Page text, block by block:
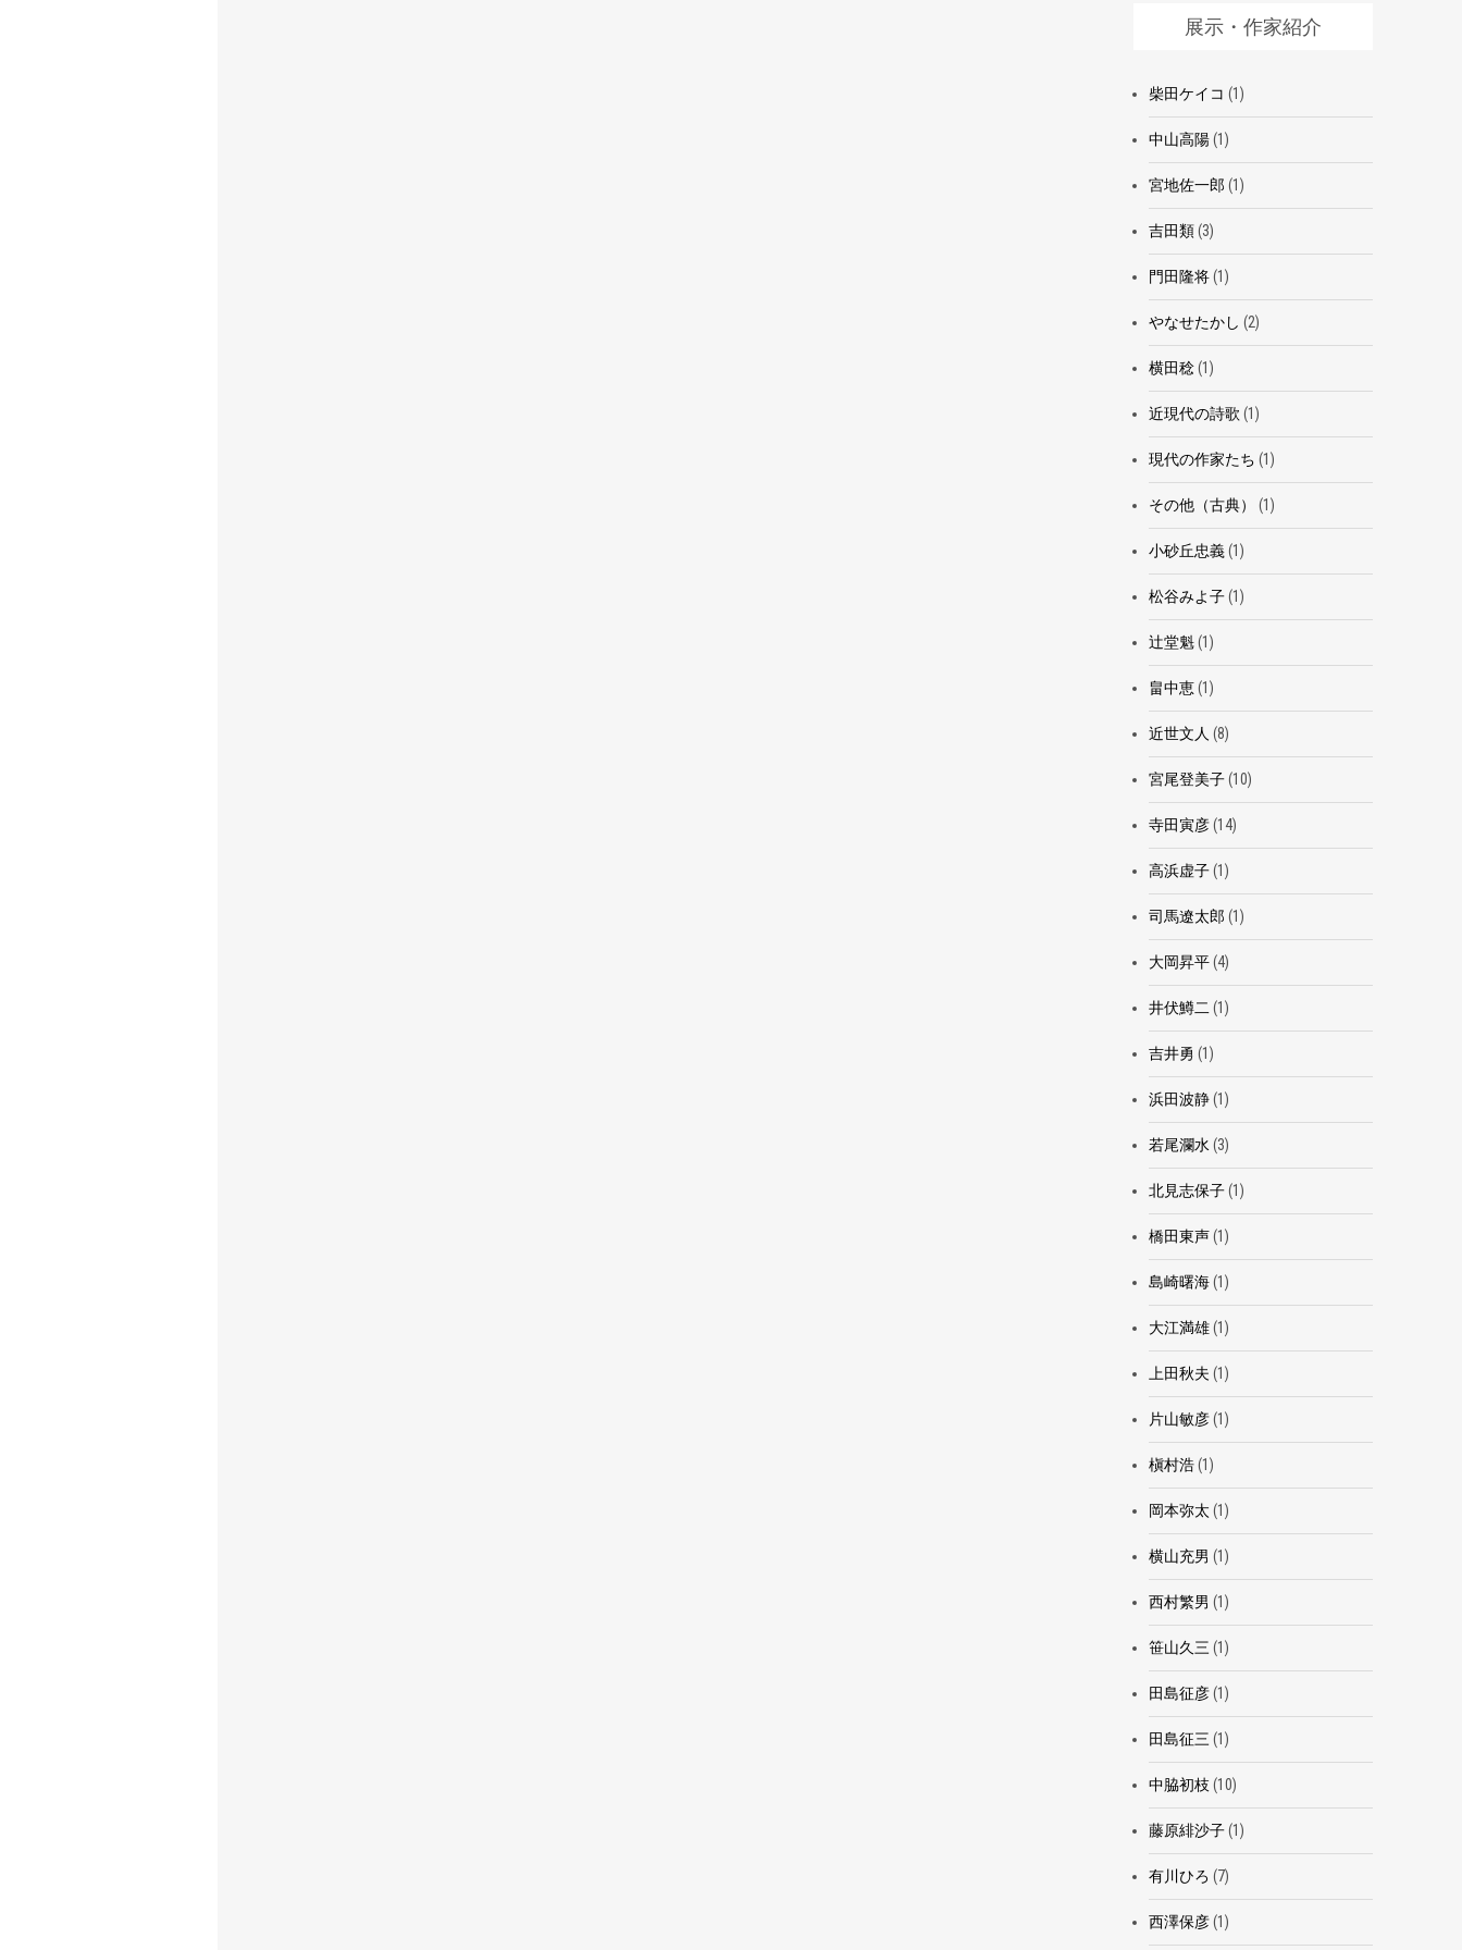
展示・作家紹介
柴田ケイコ (1)
中山高陽(1)
宮地佐一郎 (1)
吉田類(3)
門田隆将(1)
やなせたかし (2)
横田稔(1)
近現代の詩歌 (1)
現代の作家たち (1)
その他（古典） (1)
小砂丘忠義(1)
松谷みよ子(1)
辻堂魁(1)
畠中恵(1)
近世文人 (8)
宮尾登美子(10)
寺田寅彦(14)
高浜虚子(1)
司馬遼太郎 (1)
大岡昇平(4)
井伏鱒二 (1)
吉井勇 (1)
浜田波静(1)
若尾瀾水 (3)
北見志保子(1)
橋田東声(1)
島崎曙海(1)
大江満雄(1)
上田秋夫 (1)
片山敏彦(1)
槇村浩(1)
岡本弥太 (1)
横山充男 (1)
西村繁男 (1)
笹山久三 (1)
田島征彦(1)
田島征三 (1)
中脇初枝 (10)
藤原緋沙子(1)
有川ひろ (7)
西澤保彦(1)